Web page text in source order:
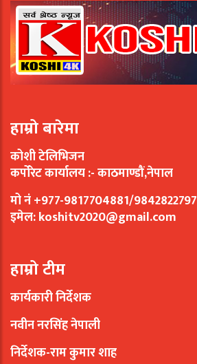
हाम्रो बारेमा
कोशी टेलिभिजन
कर्पोरेट कार्यालय :- काठमाण्डौं,नेपाल
मो नं +977-9817704881/9842822797
इमेल:koshitv2020@gmail.com
हाम्रो टीम
कार्यकारी निर्देशक
नवीन नरसिंह नेपाली
निर्देशक-राम कुमार शाह